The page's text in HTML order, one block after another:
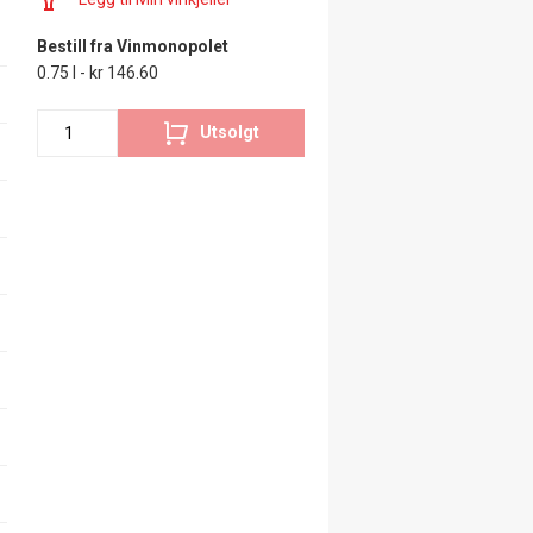
Bestill fra Vinmonopolet
0.75 l - kr 146.60
Utsolgt